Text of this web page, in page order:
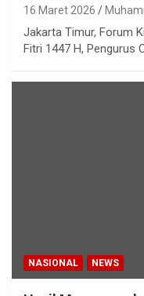
16 Maret 2026
Jakarta Timur, Forum
Fitri 1447 H, Pengurus
NASIONAL NEWS